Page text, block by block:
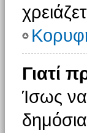
Γιατί
Ίσως να